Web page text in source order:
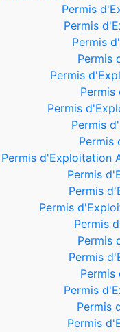
Permis
Permis
Permis
Permis
Permis
Permis
Permis
Permis
Permis d'Exploitation
Permis
Permis
Permis
Permis
Permis
Permis
Permis
Permis
Permis